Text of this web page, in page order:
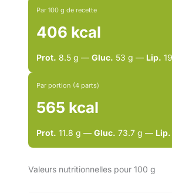
Par 100 g de recette
406 kcal
Prot. 8.5 g — Gluc. 53 g — Lip.
Par portion (4 parts)
565 kcal
Prot. 11.8 g — Gluc. 73.7 g — Lip.
Valeurs nutritionnelles pour 100 g